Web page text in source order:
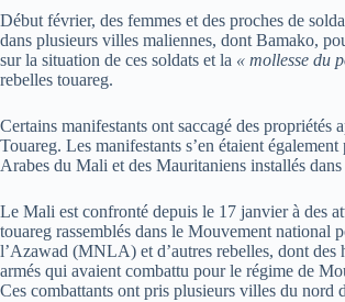
Début février, des femmes et des proches de
dans plusieurs villes maliennes, dont Bamako,
sur la situation de ces soldats et la « mollesse du
rebelles touareg.
Certains manifestants ont saccagé des propriétés
Touareg. Les manifestants s’en étaient
Arabes du Mali et des Mauritaniens installés dans
Le Mali est confronté depuis le 17 janvier à des
touareg rassemblés dans le Mouvement national
l’Azawad (MNLA) et d’autres rebelles, dont des
armés qui avaient combattu pour le régime de
Ces combattants ont pris plusieurs villes du nord